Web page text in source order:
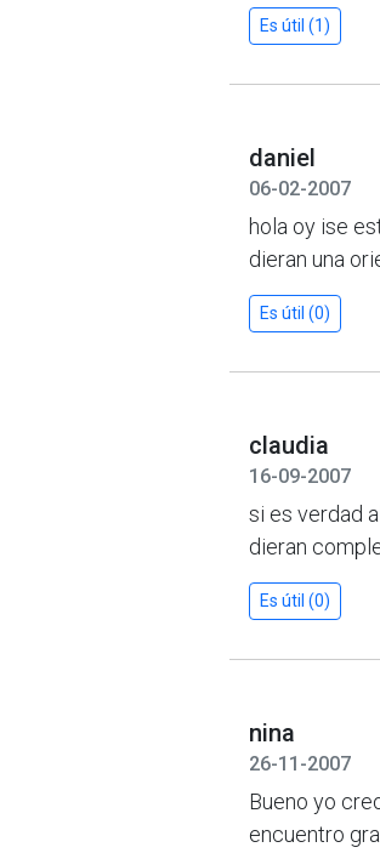
Es útil (1)
daniel
06-02-2007
hola oy ise
dieran una
Es útil (0)
claudia
16-09-2007
si es verdad
dieran
Es útil (0)
nina
26-11-2007
Bueno yo
encuentro